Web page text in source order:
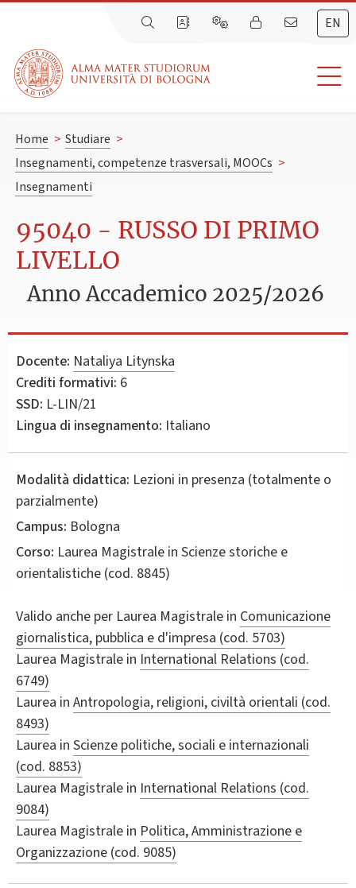
EN
Home > Studiare >
Insegnamenti, competenze trasversali, MOOCs >
Insegnamenti
95040 - RUSSO DI PRIMO
LIVELLO
Anno Accademico 2025/2026
Docente: Nataliya Litynska
Crediti formativi: 6
SSD: L-LIN/21
Lingua di insegnamento: Italiano
Modalità didattica: Lezioni in presenza (totalmente o
parzialmente)
Campus: Bologna
Corso: Laurea Magistrale in Scienze storiche e
orientalistiche (cod. 8845)
Valido anche per Laurea Magistrale in Comunicazione
giornalistica, pubblica e d'impresa (cod. 5703)
Laurea Magistrale in International Relations (cod.
6749)
Laurea in Antropologia, religioni, civiltà orientali (cod.
8493)
Laurea in Scienze politiche, sociali e internazionali
(cod. 8853)
Laurea Magistrale in International Relations (cod.
9084)
Laurea Magistrale in Politica, Amministrazione e
Organizzazione (cod. 9085)